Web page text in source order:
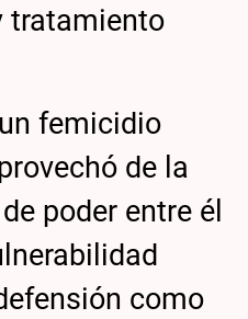
tratamiento
femicidio
de la
poder entre él
como